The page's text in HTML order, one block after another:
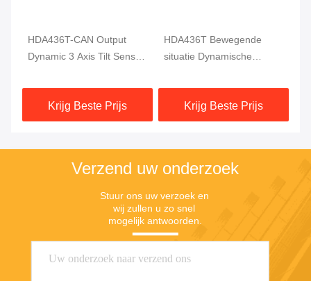
HDA436T-CAN Output
Dynamic 3 Axis Tilt Sensor
Sensor
Krijg Beste Prijs
HDA436T Bewegende
situatie Dynamische
As Hoge precisie
Krijg Beste Prijs
Verzend uw onderzoek
Stuur ons uw verzoek en
wij zullen u zo snel
mogelijk antwoorden.